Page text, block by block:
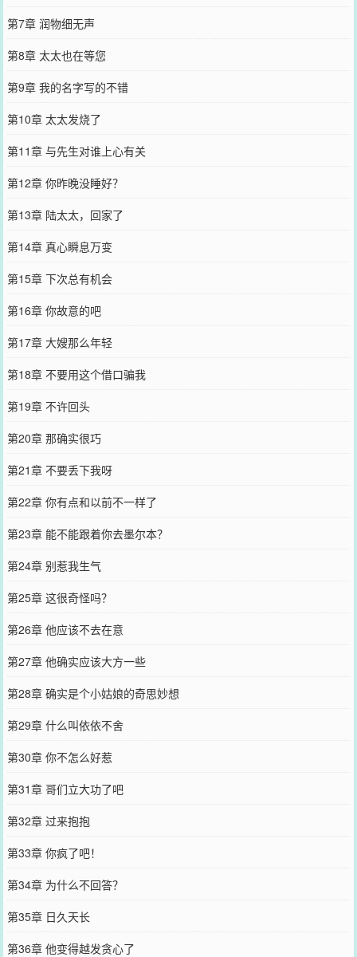
第7章 润物细无声
第8章 太太也在等您
第9章 我的名字写的不错
第10章 太太发烧了
第11章 与先生对谁上心有关
第12章 你昨晚没睡好？
第13章 陆太太，回家了
第14章 真心瞬息万变
第15章 下次总有机会
第16章 你故意的吧
第17章 大嫂那么年轻
第18章 不要用这个借口骗我
第19章 不许回头
第20章 那确实很巧
第21章 不要丢下我呀
第22章 你有点和以前不一样了
第23章 能不能跟着你去墨尔本？
第24章 别惹我生气
第25章 这很奇怪吗？
第26章 他应该不去在意
第27章 他确实应该大方一些
第28章 确实是个小姑娘的奇思妙想
第29章 什么叫依依不舍
第30章 你不怎么好惹
第31章 哥们立大功了吧
第32章 过来抱抱
第33章 你疯了吧！
第34章 为什么不回答？
第35章 日久天长
第36章 他变得越发贪心了